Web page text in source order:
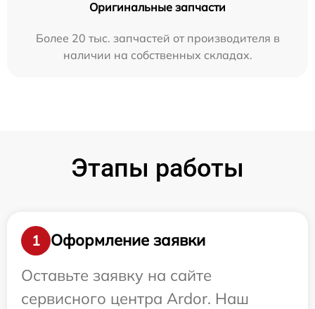
Оригинальные запчасти
Более 20 тыс. запчастей от производителя в
наличии на собственных складах.
Этапы работы
1
Оформление заявки
Оставьте заявку на сайте
сервисного центра Ardor. Наш